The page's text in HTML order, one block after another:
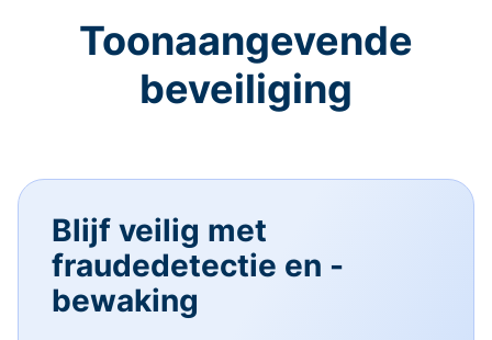
Toonaangevende
beveiliging
Blijf veilig met
fraudedetectie en -
bewaking